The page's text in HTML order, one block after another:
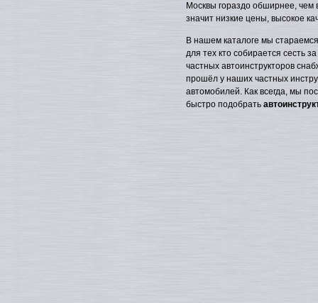
Москвы гораздо обширнее,
значит низкие цены, высокое
В нашем каталоге мы
для тех кто собирается сесть
частных автоинструкторов
прошёл у наших частных
автомобилей. Как всегда, мы
быстро подобрать